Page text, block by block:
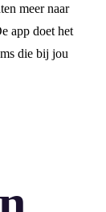
meer naar
app doet het
die bij jou